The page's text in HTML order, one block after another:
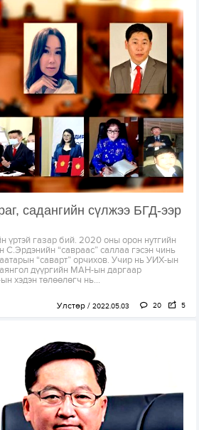
садангийн сүлжээ БГД-ээр
үртэй газар бий. 2020 оны орон нутгийн
С.Эрдэнийн “савраас” саллаа гэсэн чинь
“саварт” орчихов. Учир нь УИХ-ын
дүүргийн МАН-ын даргаар
хэдэн төлөөлөгч нь...
Улстөр 2022.05.03 20 5